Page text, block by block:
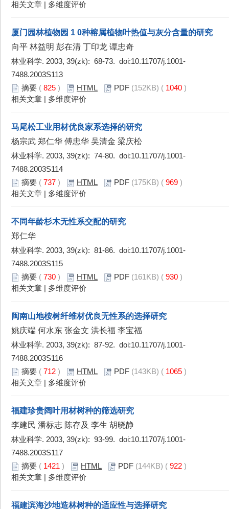
相关文章
多维度评价
厦门园林植物园 1 0种榕属植物叶热值与灰分含量的研究
向平 林益明 彭在清 丁印龙 谭忠奇
林业科学. 2003, 39(zk): 68-73. doi:10.11707/j.1001-
7488.2003S113
摘要 ( 825 ) HTML PDF (152KB) ( 1040 )
相关文章
多维度评价
马尾松工业用材优良家系选择的研究
杨宗武 郑仁华 傅忠华 吴清金 梁庆松
林业科学. 2003, 39(zk): 74-80. doi:10.11707/j.1001-
7488.2003S114
摘要 ( 737 ) HTML PDF (175KB) ( 969 )
相关文章
多维度评价
不同年龄杉木无性系交配的研究
郑仁华
林业科学. 2003, 39(zk): 81-86. doi:10.11707/j.1001-
7488.2003S115
摘要 ( 730 ) HTML PDF (161KB) ( 930 )
相关文章
多维度评价
闽南山地桉树纤维材优良无性系的选择研究
姚庆端 何水东 张金文 洪长福 李宝福
林业科学. 2003, 39(zk): 87-92. doi:10.11707/j.1001-
7488.2003S116
摘要 ( 712 ) HTML PDF (143KB) ( 1065 )
相关文章
多维度评价
福建珍贵阔叶用材树种的筛选研究
李建民 潘标志 陈存及 李生 胡晓静
林业科学. 2003, 39(zk): 93-99. doi:10.11707/j.1001-
7488.2003S117
摘要 ( 1421 ) HTML PDF (144KB) ( 922 )
相关文章
多维度评价
福建滨海沙地造林树种的适应性与选择研究